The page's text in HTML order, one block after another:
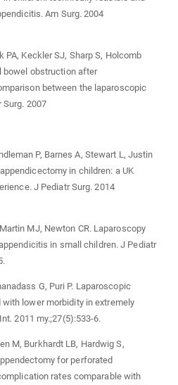
Am Surg. 2004
PA, Keckler SJ, Sharp S, Holcomb
bowel obstruction after
between the laparoscopic
Surg. 2007
P, Barnes A, Stewart L, Justin
in children: a UK
J Pediatr Surg. 2014
MJ, Newton CR. Laparoscopy
in small children. J Pediatr
G, Puri P. Laparoscopic
lower morbidity in extremely
2011 my.;27(5):533-6.
M, Burkhardt LB, Hardwig S,
for perforated
rates comparable with